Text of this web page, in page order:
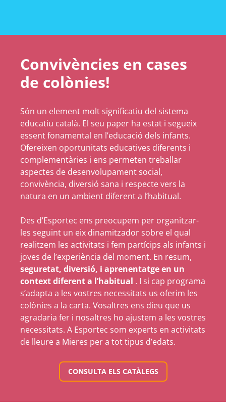
Convivències en cases
de colònies!
Són un element molt significatiu del sistema
educatiu català. El seu paper ha estat i segueix
essent fonamental en l’educació dels infants.
Ofereixen oportunitats educatives diferents i
complementàries i ens permeten treballar
aspectes de desenvolupament social,
convivència, diversió sana i respecte vers la
natura en un ambient diferent a l’habitual.
Des d’Esportec ens preocupem per organitzar-
les seguint un eix dinamitzador sobre el qual
realitzem les activitats i fem partícips als infants i
joves de l’experiència del moment. En resum,
seguretat, diversió, i aprenentatge en un
context diferent a l’habitual . I si cap programa
s’adapta a les vostres necessitats us oferim les
colònies a la carta. Vosaltres ens dieu que us
agradaria fer i nosaltres ho ajustem a les vostres
necessitats. A Esportec som experts en activitats
de lleure a Mieres per a tot tipus d’edats.
CONSULTA ELS CATÀLEGS